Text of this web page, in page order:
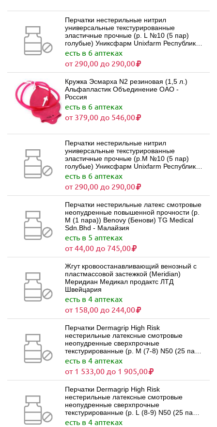
Перчатки нестерильные нитрил
универсальные текстурированные
эластичные прочные (р. L №10 (5 пар)
голубые) Униксфарм Unixfarm Республика
Беларусь
есть в 6 аптеках
от 290,00 до 290,00
Кружка Эсмарха N2 резиновая (1,5 л.)
Альфапластик Объединение ОАО -
Россия
есть в 6 аптеках
от 379,00 до 546,00
Перчатки нестерильные нитрил
универсальные текстурированные
эластичные прочные (р.M №10 (5 пар)
голубые) Униксфарм Unixfarm Республика
Беларусь
есть в 6 аптеках
от 290,00 до 290,00
Перчатки нестерильные латекс смотровые
неопудренные повышенной прочности (р.
M (1 пара)) Benovy (Бенови) TG Medical
Sdn.Bhd - Малайзия
есть в 5 аптеках
от 44,00 до 745,00
Жгут кровоостанавливающий венозный с
пластмассовой застежкой (Meridian)
Меридиан Медикал продактс ЛТД
Швейцария
есть в 4 аптеках
от 158,00 до 244,00
Перчатки Dermagrip High Risk
нестерильные латексные смотровые
неопудренные сверхпрочные
текстурированные (р. M (7-8) N50 (25 пар)
синие) Дермагрип Хай Риск Wrp Asia
есть в 4 аптеках
от 1 533,00 до 1 905,00
Перчатки Dermagrip High Risk
нестерильные латексные смотровые
неопудренные сверхпрочные
текстурированные (р. L (8-9) N50 (25 пар)
синие) Дермагрип Wrp Asia pactific sdn bhd
есть в 4 аптеках